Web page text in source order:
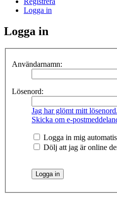
Logga in
Logga in
Användarnamn:
Lösenord:
Jag har glömt mitt lösenord.
Skicka om e-
Logga in mig
Dölj att jag är online